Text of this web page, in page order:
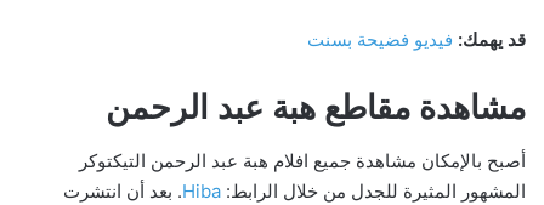
قد يهمك: فيديو فضيحة بسنت
مشاهدة مقاطع هبة عبد الرحمن
أصبح بالإمكان مشاهدة جميع افلام هبة عبد الرحمن التيكتوكر
المشهور المثيرة للجدل من خلال الرابط: Hiba. بعد أن انتشرت